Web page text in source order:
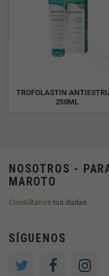
TROFOLASTIN
250ML
NOSOTROS -
MAROTO
Consúltanostus dudas.
SÍGUENOS